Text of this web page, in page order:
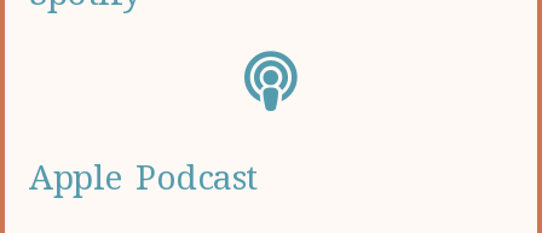
Apple Podcast